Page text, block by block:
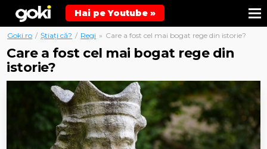
Hai pe Youtube »
Goki.ro / Știați că? / Regi » Care a fost cel mai bogat rege din istorie?
Care a fost cel mai bogat rege din
istorie?